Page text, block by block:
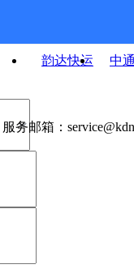
韵达快运
中
服务邮箱：